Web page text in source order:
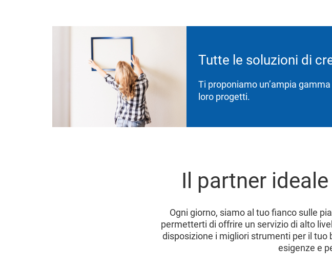
Tutte le soluzioni di
Ti proponiamo un’ampia
loro progetti.
Il partner
Ogni giorno, siamo al tuo fianco sulle
permetterti di offrire un servizio di alto
disposizione i migliori strumenti per il tuo
esigenze e